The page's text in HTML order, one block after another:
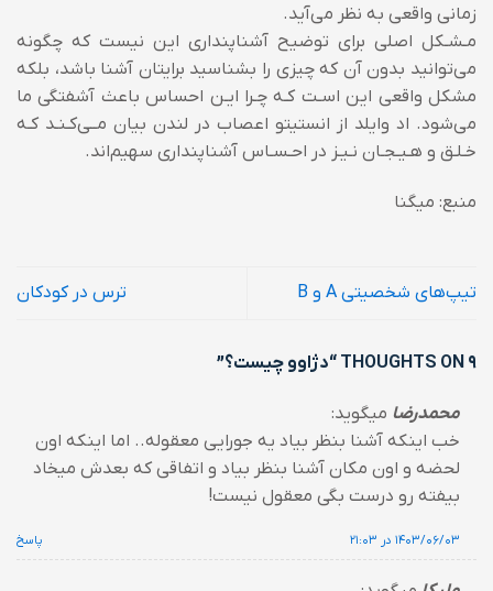
زمانی واقعی به نظر می‌آید.
مـشـکل اصلی برای توضیح آشناپنداری این نیست که چگونه
می‌توانید بدون آن که چیزی را بشناسید برایتان آشنا باشد، بلکه
مشکل واقعی این اسـت کـه چـرا ایـن احساس باعث آشفتگی ما
می‌شود. اد وایلد از انستیتو اعصاب در لندن بیان مــی‌کـنـد کـه
خـلـق و هـیـجـان نـیـز در احـسـاس آشناپنداری سهیم‌اند.
منبع: میگنا
تیپ‌های شخصیتی A و B ترس در کودکان
9 THOUGHTS ON “ دژاوو چیست؟”
محمدرضا میگوید:
خب اینکه آشنا بنظر بیاد یه جورایی معقوله.. اما اینکه اون
لحضه و اون مکان آشنا بنظر بیاد و اتفاقی که بعدش میخاد
بیفته رو درست بگی معقول نیست!
۱۴۰۳/۰۶/۰۳ در ۲۱:۰۳ پاسخ